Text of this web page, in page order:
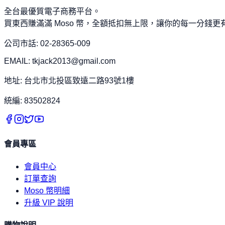
全台最優質電子商務平台。
買東西賺滿滿 Moso 幣，全額抵扣無上限，讓你的每一分錢更
公司市話: 02-28365-009
EMAIL: tkjack2013@gmail.com
地址: 台北市北投區致遠二路93號1樓
統編: 83502824
會員專區
會員中心
訂單查詢
Moso 幣明細
升級 VIP 說明